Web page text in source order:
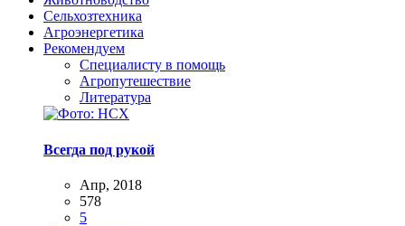
Сельхозтехника
Агроэнергетика
Рекомендуем
Специалисту в помощь
Агропутешествие
Литература
Всегда под рукой
Апр, 2018
578
5